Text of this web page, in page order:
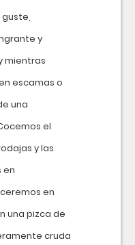
y
mientras
escamas o
una
el
y las
en
en
una pizca de
cruda